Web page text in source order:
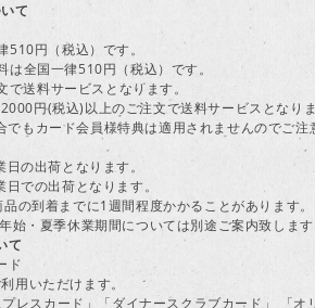
て
510円（税込）です。
は全国一律510円（税込）です。
送料サービスとなります。
円(税込)以上のご注文で送料サービスとなりま
もカード会員様特典は適用されませんのでご注
の出荷となります。
での出荷となります。
の到着までに1週間程度かかることがあります。
・夏季休業期間については別途ご案内致します
て
ド
用いただけます。
レスカード」「ダイナースクラブカード」 「オ